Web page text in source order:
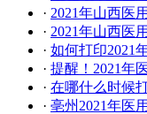
· 2021年山西医
· 2021年山西医
· 如何打印2021
· 提醒！2021年
· 在哪什么时候
· 亳州2021年医